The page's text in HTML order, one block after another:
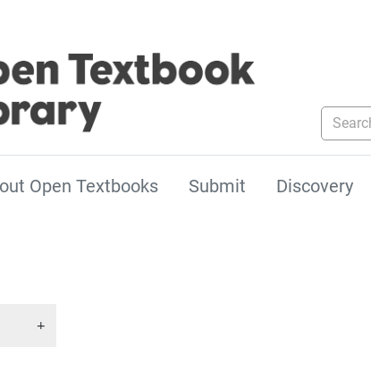
Search
Open Textbooks Submit Discovery
+